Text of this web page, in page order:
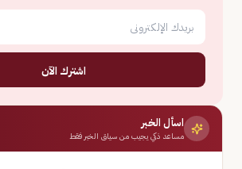
اشترك الآن
اسأل الخبر
مساعد ذكي يجيب من سياق الخبر فقط